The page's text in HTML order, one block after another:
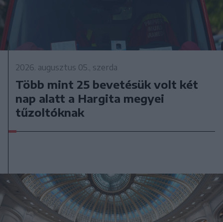
2026. augusztus 05., szerda
Több mint 25 bevetésük volt két
nap alatt a Hargita megyei
tűzoltóknak